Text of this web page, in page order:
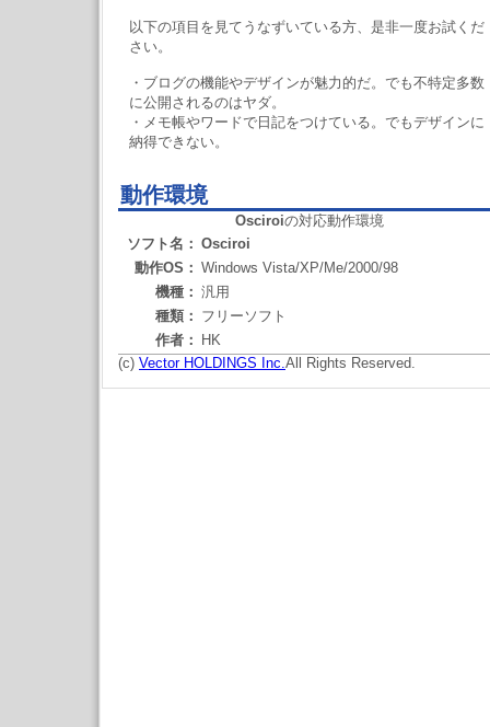
以下の項目を見てうなずいている方、是非一度お試くだ
さい。
・ブログの機能やデザインが魅力的だ。でも不特定多数
に公開されるのはヤダ。
・メモ帳やワードで日記をつけている。でもデザインに
納得できない。
動作環境
Osciroiの対応動作環境
ソフト名： Osciroi
動作OS： Windows Vista/XP/Me/2000/98
機種： 汎用
種類： フリーソフト
作者：
HK
(c) Vector HOLDINGS Inc.All Rights Reserved.